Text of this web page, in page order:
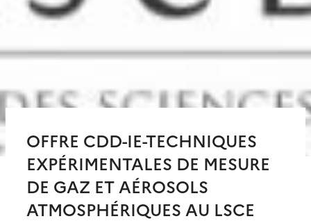
OFFRE CDD-IE-TECHNIQUES
EXPÉRIMENTALES DE MESURE
DE GAZ ET AÉROSOLS
ATMOSPHÉRIQUES AU LSCE